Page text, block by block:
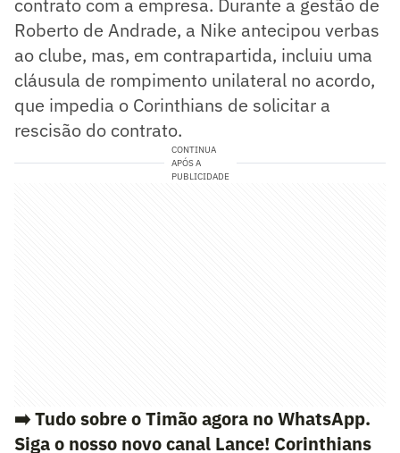
contrato com a empresa. Durante a gestão de
Roberto de Andrade, a Nike antecipou verbas
ao clube, mas, em contrapartida, incluiu uma
cláusula de rompimento unilateral no acordo,
que impedia o Corinthians de solicitar a
rescisão do contrato.
CONTINUA
APÓS A
PUBLICIDADE
➡️ Tudo sobre o Timão agora no WhatsApp.
Siga o nosso novo canal Lance! Corinthians